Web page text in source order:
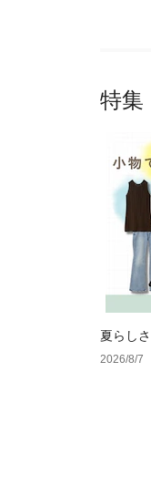
特集
夏らし
ーデ4選
2026/8/7